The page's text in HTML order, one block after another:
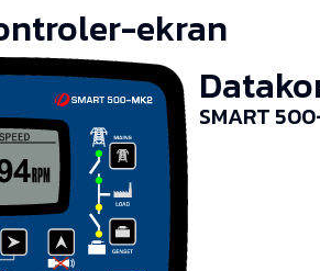
ekran
SMART